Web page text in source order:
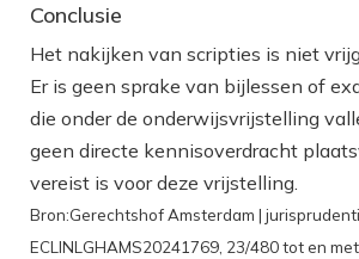
Conclusie
Het nakijken van scripties is niet
Er is geen sprake van bijlessen of
die onder de onderwijsvrijstelling
geen directe kennisoverdracht
vereist is voor deze vrijstelling.
Bron:Gerechtshof Amsterdam |
ECLINLGHAMS20241769, 23/480 tot en